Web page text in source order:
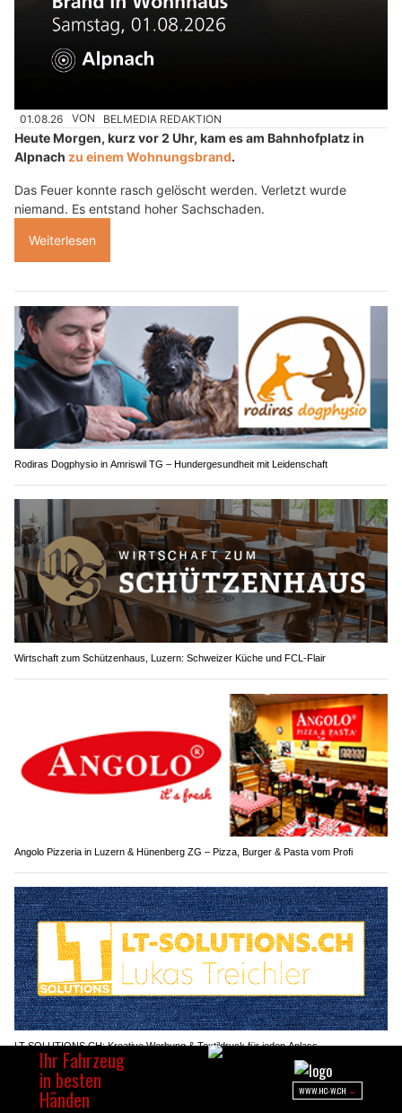
01.08.26 VON BELMEDIA REDAKTION
Heute Morgen, kurz vor 2 Uhr, kam es am Bahnhofplatz in
Alpnach zu einem Wohnungsbrand.
Das Feuer konnte rasch gelöscht werden. Verletzt wurde
niemand. Es entstand hoher Sachschaden.
Weiterlesen
Rodiras Dogphysio in Amriswil TG – Hundergesundheit mit Leidenschaft
Wirtschaft zum Schützenhaus, Luzern: Schweizer Küche und FCL-Flair
Angolo Pizzeria in Luzern & Hünenberg ZG – Pizza, Burger & Pasta vom Profi
LT-SOLUTIONS.CH: Kreative Werbung & Textildruck für jeden Anlass
Schaffhausen SH: Brand bei Photovoltaikanlage
verursacht hohen Sachschaden